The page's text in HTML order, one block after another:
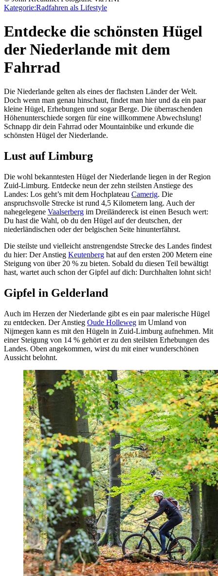
Kategorie:Radfahren als Lifestyle
Entdecke die schönsten Hügel
der Niederlande mit dem
Fahrrad
Die Niederlande gelten als eines der flachsten Länder der Welt.
Doch wenn man genau hinschaut, findet man hier und da ein paar
kleine Hügel, Erhebungen und sogar Berge. Die überraschenden
Höhenunterschiede sorgen für eine willkommene Abwechslung!
Schnapp dir dein Fahrrad oder Mountainbike und erkunde die
schönsten Hügel der Niederlande.
Lust auf Limburg
Die wohl bekanntesten Hügel der Niederlande liegen in der Region
Zuid-Limburg. Entdecke neun der zehn steilsten Anstiege des
Landes: Los geht’s mit dem Hochplateau Camerig. Die
anspruchsvolle Strecke ist rund 4,5 Kilometern lang. Auch der
nahegelegene Vaalserberg im Dreiländereck ist einen Besuch wert:
Du hast die Wahl, ob du den Hügel auf der deutschen, der
niederländischen oder der belgischen Seite hinunterfährst.
Die steilste und vielleicht anstrengendste Strecke des Landes findest
du hier: Der Anstieg Keutenberg hat auf den ersten 200 Metern eine
Steigung von über 20 % zu bieten. Sobald du diesen Teil bewältigt
hast, wartet auch schon der Gipfel auf dich: Durchhalten lohnt sich!
Gipfel in Gelderland
Auch im Herzen der Niederlande gibt es ein paar malerische Hügel
zu entdecken. Der Anstieg Oude Holleweg im Umland von
Nijmegen kann es mit den Hügeln in Zuid-Limburg aufnehmen. Mit
einer Steigung von 14 % gehört er zu den steilsten Erhebungen des
Landes. Oben angekommen, wirst du mit einer wunderschönen
Aussicht belohnt.